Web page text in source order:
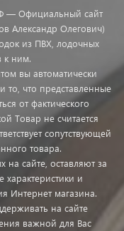
— Официальный сайт
Александр Олегович)
из ПВХ, лодочных
к ним.
вы автоматически
то, что представленные
от фактического
Товар не считается
сопутствующей
товара.
на сайте, оставляют за
характеристики и
Интернет магазина.
на сайте
важной для Вас